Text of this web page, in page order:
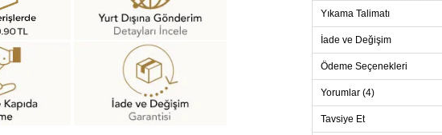
Beden
Yıkama Talimatı
İade ve Değişim
Ödeme Seçenekleri
Yorumlar (4)
Tavsiye Et